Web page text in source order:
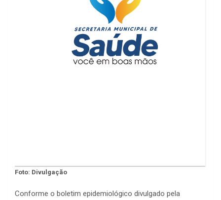
Foto: Divulgação
Conforme o boletim epidemiológico divulgado pela